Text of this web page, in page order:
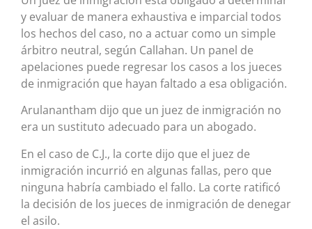
y evaluar de manera exhaustiva e imparcial todos
los hechos del caso, no a actuar como un simple
árbitro neutral, según Callahan. Un panel de
apelaciones puede regresar los casos a los jueces
de inmigración que hayan faltado a esa obligación.
Arulanantham dijo que un juez de inmigración no
era un sustituto adecuado para un abogado.
En el caso de C.J., la corte dijo que el juez de
inmigración incurrió en algunas fallas, pero que
ninguna habría cambiado el fallo. La corte ratificó
la decisión de los jueces de inmigración de denegar
el asilo.